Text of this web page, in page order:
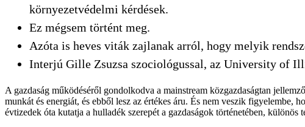
környezetvédelmi kérdések.
Ez mégsem történt meg.
Azóta is heves viták zajlanak arról, hogy melyik
Interjú Gille Zsuzsa szociológussal, az University of
A gazdaság működéséről gondolkodva a mainstream közgazdaságtan
munkát és energiát, és ebből lesz az értékes áru. És nem veszik
évtizedek óta kutatja a hulladék szerepét a gazdaságok történetében,